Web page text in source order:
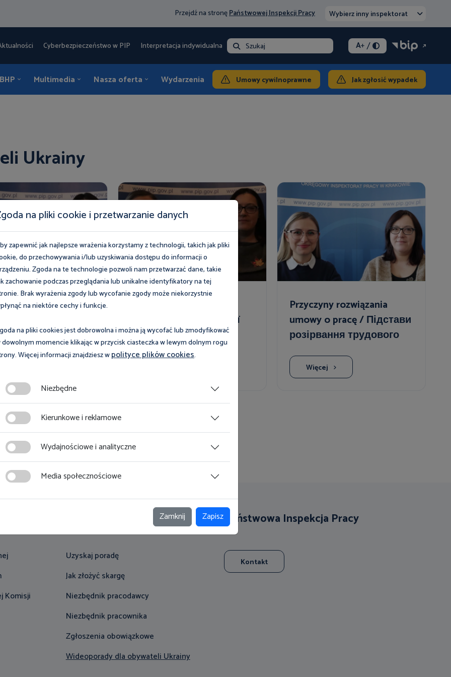
Przejdź na stronęPaństwowej Inspekcji Pracy Wybierz inny inspektorat
Cyberbezpieczeństwo w PIP Interpretacja indywidualna - opłataSzukaj A+/
Multimedia Nasza oferta Wydarzenia KontaktUmowy cywilnoprawne Jak zgłosić wypadek
Ukrainy
wynagrodzenia
cywilnoprawnej /
з
плати
за цивільно-
договором
Дисциплінарні санкції
Przyczyny rozwiązania
umowy o pracę / Підстави
розірвання трудового
Więcej
1
Strona 2 z 2
Komisji
Uzyskaj poradę
Jak złożyć skargę
Niezbędnik pracodawcy
Niezbędnik pracownika
Zgłoszenia obowiązkowe
Wideoporady dla obywateli Ukrainy
Państwowa Inspekcja Pracy
Kontakt
na pliki cookie i przetwarzanie danych
zapewnić jak najlepsze wrażenia korzystamy z technologii, takich jak pliki
do przechowywania i/lub uzyskiwania dostępu do informacji o
Zgoda na te technologie pozwoli nam przetwarzać dane, takie
zachowanie podczas przeglądania lub unikalne identyfikatory na tej
Brak wyrażenia zgody lub wycofanie zgody może niekorzystnie
na niektóre cechy i funkcje.
na pliki cookies jest dobrowolna i można ją wycofać lub zmodyfikować
dowolnym momencie klikając w przycisk ciasteczka w lewym dolnym rogu
Więcej informacji znajdziesz wpolityce plików cookies.
Niezbędne
Kierunkowe i reklamowe
Wydajnościowe i analityczne
Media społecznościowe
Zamknij Zapisz